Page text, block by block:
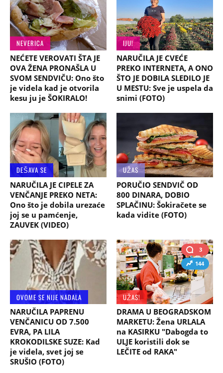
NEVERICA
NEĆETE VEROVATI ŠTA JE
OVA ŽENA PRONAŠLA U
SVOM SENDVIČU: Ono što
je videla kad je otvorila
kesu ju je ŠOKIRALO!
IJU!
NARUČILA JE CVEĆE
PREKO INTERNETA, A ONO
ŠTO JE DOBILA SLEDILO JE
U MESTU: Sve je uspela da
snimi (FOTO)
DEŠAVA SE
NARUČILA JE CIPELE ZA
VENČANJE PREKO NETA:
Ono što je dobila urezaće
joj se u pamćenje,
ZAUVEK (VIDEO)
UŽAS
PORUČIO SENDVIČ OD
800 DINARA, DOBIO
SPLAČINU: Šokiračete se
kada vidite (FOTO)
OVOME SE NIJE NADALA
NARUČILA PAPRENU
VENČANICU OD 7.500
EVRA, PA LILA
KROKODILSKE SUZE: Kad
je videla, svet joj se
SRUŠIO (FOTO)
3
144
UŽAS!
DRAMA U BEOGRADSKOM
MARKETU: Žena URLALA
na KASIRKU "Dabogda to
ULJE koristili dok se
LEČITE od RAKA"